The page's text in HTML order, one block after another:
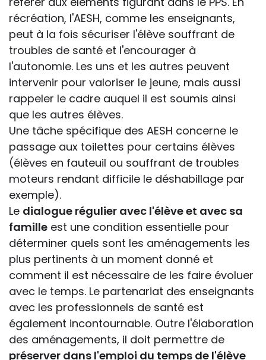
récréation, l'AESH, comme les enseignants,
peut à la fois sécuriser l'élève souffrant de
troubles de santé et l'encourager à
l'autonomie. Les uns et les autres peuvent
intervenir pour valoriser le jeune, mais aussi
rappeler le cadre auquel il est soumis ainsi
que les autres élèves.
Une tâche spécifique des AESH concerne le
passage aux toilettes pour certains élèves
(élèves en fauteuil ou souffrant de troubles
moteurs rendant difficile le déshabillage par
exemple).
Le dialogue régulier avec l'élève et avec sa
famille est une condition essentielle pour
déterminer quels sont les aménagements les
plus pertinents à un moment donné et
comment il est nécessaire de les faire évoluer
avec le temps. Le partenariat des enseignants
avec les professionnels de santé est
également incontournable. Outre l'élaboration
des aménagements, il doit permettre de
préserver dans l'emploi du temps de l'élève